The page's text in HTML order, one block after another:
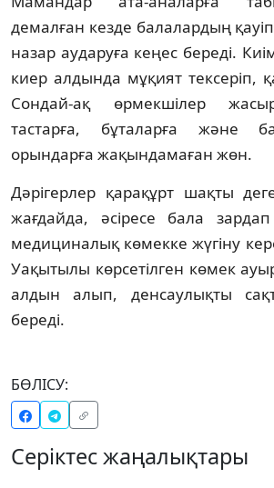
демалған кезде балалардың
назар аударуға кеңес береді.
киер алдында мұқият тексеріп,
Сондай-ақ өрмекшілер
тастарға, бұталарға және
орындарға жақындамаған жөн.
Дәрігерлер қарақұрт шақты
жағдайда, әсіресе бала
медициналық көмекке жүгіну
Уақытылы көрсетілген көмек
алдын алып, денсаулықты
береді.
БӨЛІСУ:
Серіктес жаңалықтары